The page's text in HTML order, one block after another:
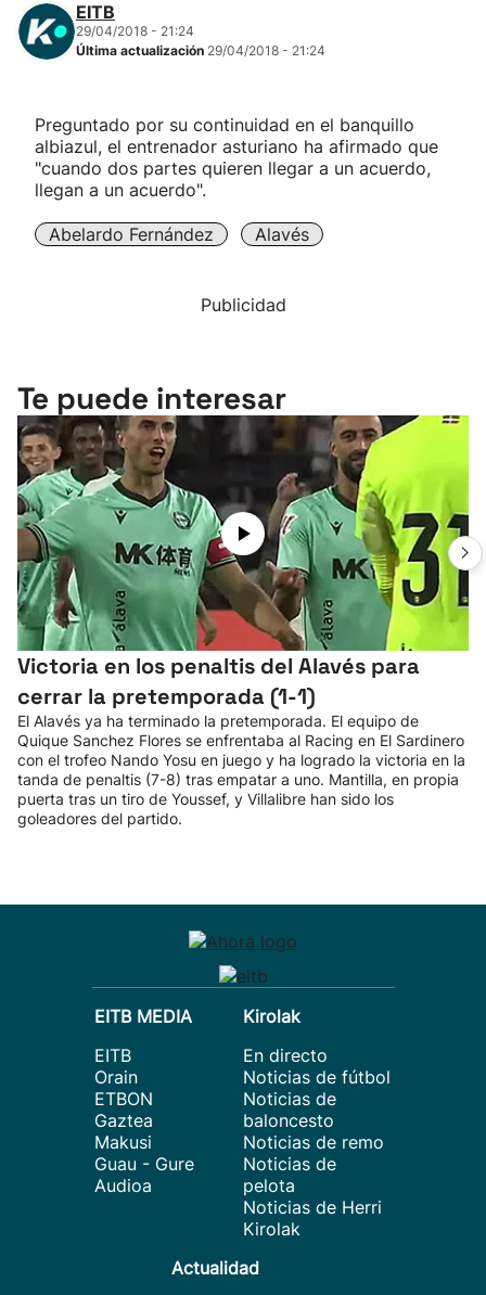
Atletismo
Más deportes
EITB
29/04/2018 - 21:24
Última actualización 29/04/2018 - 21:24
Preguntado por su continuidad en el banquillo
albiazul, el entrenador asturiano ha afirmado que
"cuando dos partes quieren llegar a un acuerdo,
llegan a un acuerdo".
Abelardo Fernández Alavés
Publicidad
Te puede interesar
Victoria en los penaltis del Alavés para
cerrar la pretemporada (1-1)
El Alavés ya ha terminado la pretemporada. El equipo de
Quique Sanchez Flores se enfrentaba al Racing en El Sardinero
con el trofeo Nando Yosu en juego y ha logrado la victoria en la
tanda de penaltis (7-8) tras empatar a uno. Mantilla, en propia
puerta tras un tiro de Youssef, y Villalibre han sido los
goleadores del partido.
EITB MEDIA
EITB
Orain
ETBON
Gaztea
Makusi
Guau - Gure
Audioa
Kirolak
En directo
Noticias de fútbol
Noticias de
baloncesto
Noticias de remo
Noticias de
pelota
Noticias de Herri
Kirolak
Actualidad